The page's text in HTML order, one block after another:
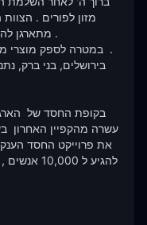
מתארגן
במטרה לספק מוצרי